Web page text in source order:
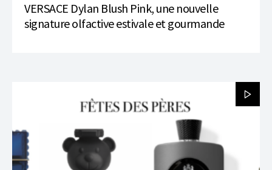
VERSACE Dylan Blush Pink, une nouvelle
signature olfactive estivale et gourmande